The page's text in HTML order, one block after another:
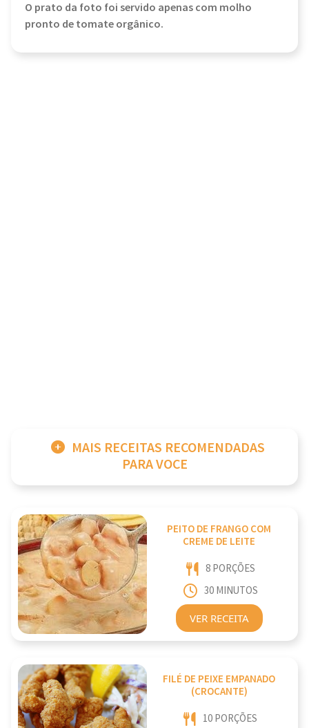
O prato da foto foi servido apenas com molho
pronto de tomate orgânico.
MAIS RECEITAS RECOMENDADAS
PARA VOCE
PEITO DE FRANGO COM
CREME DE LEITE
8 PORÇÕES
30 MINUTOS
VER RECEITA
FILÉ DE PEIXE EMPANADO
(CROCANTE)
10 PORÇÕES